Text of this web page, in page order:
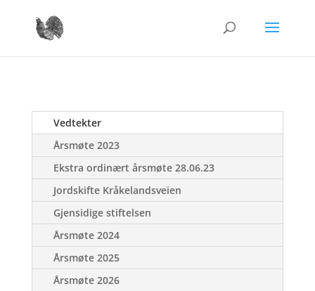
Vedtekter
Årsmøte 2023
Ekstra ordinært årsmøte 28.06.23
Jordskifte Kråkelandsveien
Gjensidige stiftelsen
Årsmøte 2024
Årsmøte 2025
Årsmøte 2026